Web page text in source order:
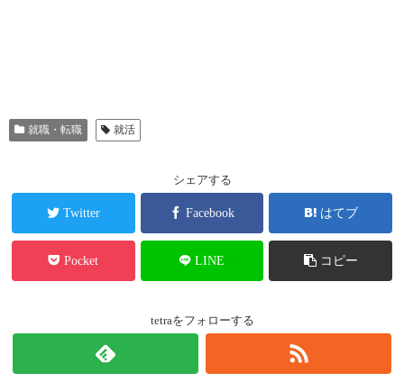
就職・転職 就活
シェアする
Twitter Facebook はてブ
Pocket LINE コピー
tetraをフォローする